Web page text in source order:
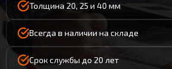
Толщина 20, 25 и 40 мм
Всегда в наличии на складе
Срок службы до 20 лет